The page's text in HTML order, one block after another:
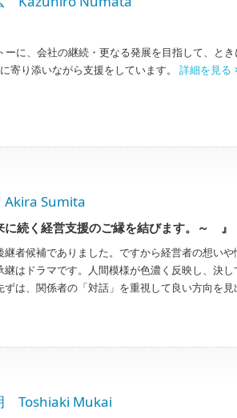
ーに、会社の継続・更なる発展を目指して、と
寄り添いながら支援をしています。 詳細を見る
Sumita
続く経営支援のご縁を結びます。～ 』
者候補でありました。ですから経営者の想い
はドラマです。人間模様が色濃く反映し、決
は、関係者の「対話」を重視して良い方向を
Toshiaki Mukai